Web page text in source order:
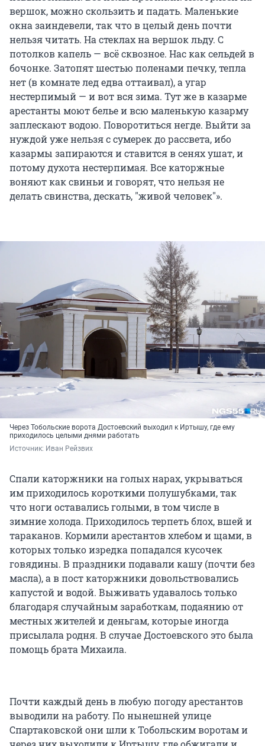
вершок, можно скользить и падать. Маленькие
окна заиндевели, так что в целый день почти
нельзя читать. На стеклах на вершок льду. С
потолков капель — всё сквозное. Нас как сельдей в
бочонке. Затопят шестью поленами печку, тепла
нет (в комнате лед едва оттаивал), а угар
нестерпимый — и вот вся зима. Тут же в казарме
арестанты моют белье и всю маленькую казарму
заплескают водою. Поворотиться негде. Выйти за
нуждой уже нельзя с сумерек до рассвета, ибо
казармы запираются и ставится в сенях ушат, и
потому духота нестерпимая. Все каторжные
воняют как свиньи и говорят, что нельзя не
делать свинства, дескать, "живой человек"».
Через Тобольские ворота Достоевский выходил к Иртышу, где ему
приходилось целыми днями работать
Источник: Иван Рейзвих
Спали каторжники на голых нарах, укрываться
им приходилось короткими полушубками, так
что ноги оставались голыми, в том числе в
зимние холода. Приходилось терпеть блох, вшей и
тараканов. Кормили арестантов хлебом и щами, в
которых только изредка попадался кусочек
говядины. В праздники подавали кашу (почти без
масла), а в пост каторжники довольствовались
капустой и водой. Выживать удавалось только
благодаря случайным заработкам, подаянию от
местных жителей и деньгам, которые иногда
присылала родня. В случае Достоевского это была
помощь брата Михаила.
Почти каждый день в любую погоду арестантов
выводили на работу. По нынешней улице
Спартаковской они шли к Тобольским воротам и